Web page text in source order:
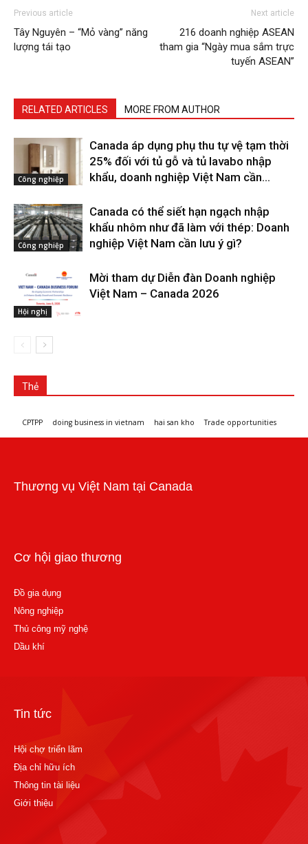
Previous article
Tây Nguyên – “Mỏ vàng” năng
lượng tái tạo
Next article
216 doanh nghiệp ASEAN
tham gia “Ngày mua sắm trực
tuyến ASEAN”
RELATED ARTICLES MORE FROM AUTHOR
Công nghiệp
Canada áp dụng phụ thu tự vệ tạm thời
25% đối với tủ gỗ và tủ lavabo nhập
khẩu, doanh nghiệp Việt Nam cần...
Công nghiệp
Canada có thể siết hạn ngạch nhập
khẩu nhôm như đã làm với thép: Doanh
nghiệp Việt Nam cần lưu ý gì?
Hội nghị
Mời tham dự Diễn đàn Doanh nghiệp
Việt Nam – Canada 2026
Thẻ
CPTPP doing business in vietnam hai san kho Trade opportunities
Thương vụ Việt Nam tại Canada
Cơ hội giao thương
Đồ gia dụng
Nông nghiệp
Thủ công mỹ nghệ
Dầu khí
Tin tức
Hội chợ triển lãm
Địa chỉ hữu ích
Thông tin tài liệu
Giới thiệu